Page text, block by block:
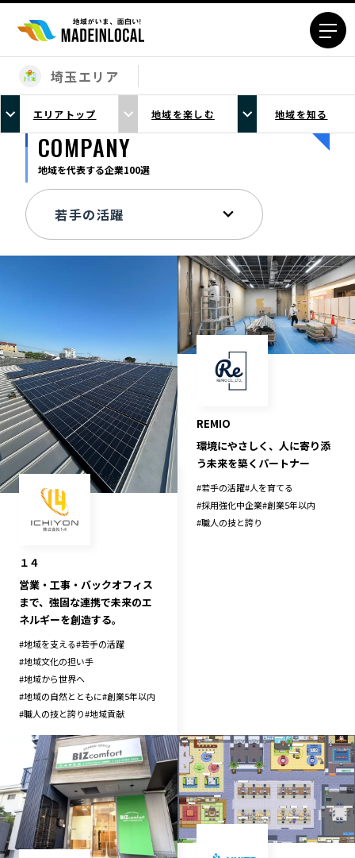
エリアから探す
北海道エリア
青森エリア
岩手エリア
秋田エリア
福島エリア
栃木エリア
埼玉エリア
千葉エリア
多摩エリア
新潟エリア
石川エリア
福井エリア
山梨エリア
長野エリア
岐阜エリア
静岡エリア
三重エリア
滋賀エリア
京都エリア
大阪市エリア
北摂エリア
河内エリア
兵庫エリア
奈良エリア
和歌山エリア
山口エリア
香川エリア
高知エリア
佐賀エリア
熊本エリア
宮崎エリア
沖縄エリア
カテゴリから探す
特集コンテンツ
地域を代表する 企業100選
埼玉エリア
エリアトップ 地域を楽しむ 地域を知る
COMPANY
地域を代表する企業100選
１４
営業・工事・バックオフィス
まで、強固な連携で未来のエ
ネルギーを創造する。
#地域を支える#若手の活躍
#地域文化の担い手
#地域から世界へ
#地域の自然とともに#創業5年以内
#職人の技と誇り#地域貢献
REMIO
環境にやさしく、人に寄り添
う未来を築くパートナー
#若手の活躍#人を育てる
#採用強化中企業#創業5年以内
#職人の技と誇り